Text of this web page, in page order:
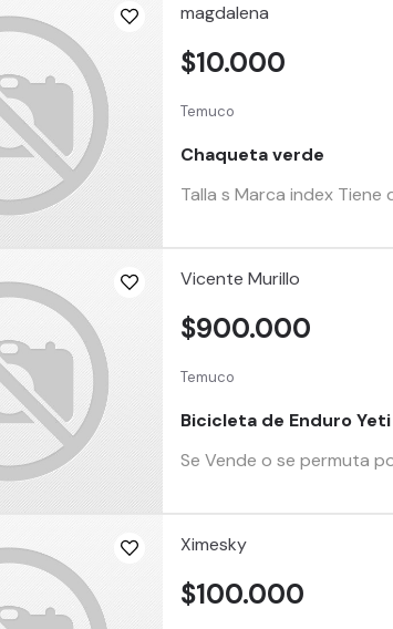
magdalena
Temuco
Chaqueta verde
Talla s Marca index
$10.000
Vicente Murillo
Temuco
Bicicleta de Enduro
Se Vende o se permuta
$900.000
Ximesky
$100.000